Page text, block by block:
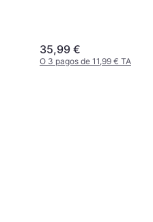
35,99 €
O 3 pagos de 11,99 € TAE 0%